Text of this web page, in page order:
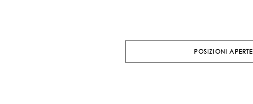
POSIZIONI APERTE